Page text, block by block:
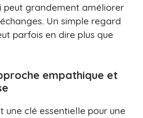
peut grandement améliorer
Un simple regard
parfois en dire plus que
empathique et
une clé essentielle pour une